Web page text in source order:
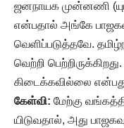
ஜனநாயக முன்னணி
என்பதால் அங்கே
வெளிப்படுத்தவே.
வெற்றி
கிடைக்கவில்லை
கேள்வி: மேற்கு
யிடுவதால், அது